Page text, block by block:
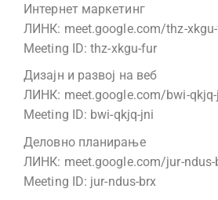
Интернет маркетинг
ЛИНК: meet.google.com/thz-
Meeting ID: thz-xkgu-fur
Дизајн и развој на веб
ЛИНК: meet.google.com/bwi-
Meeting ID: bwi-qkjq-jni
Деловно планирање
ЛИНК: meet.google.com/jur-ndus-
Meeting ID: jur-ndus-brx